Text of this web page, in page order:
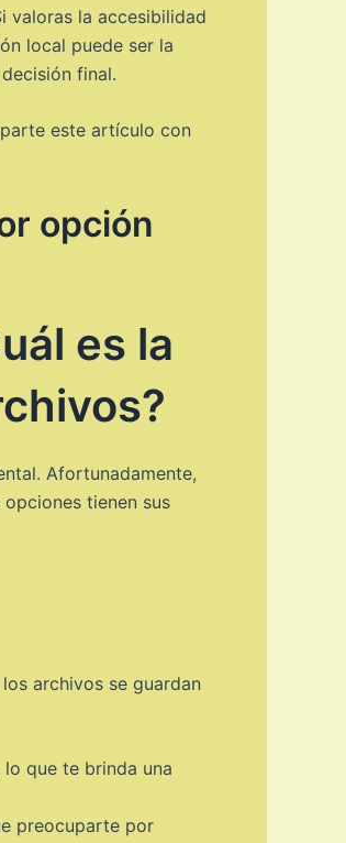
valoras la accesibilidad
local puede ser la
final.
este artículo con
opción
es la
Afortunadamente,
opciones tienen sus
archivos se guardan
que te brinda una
preocuparte por